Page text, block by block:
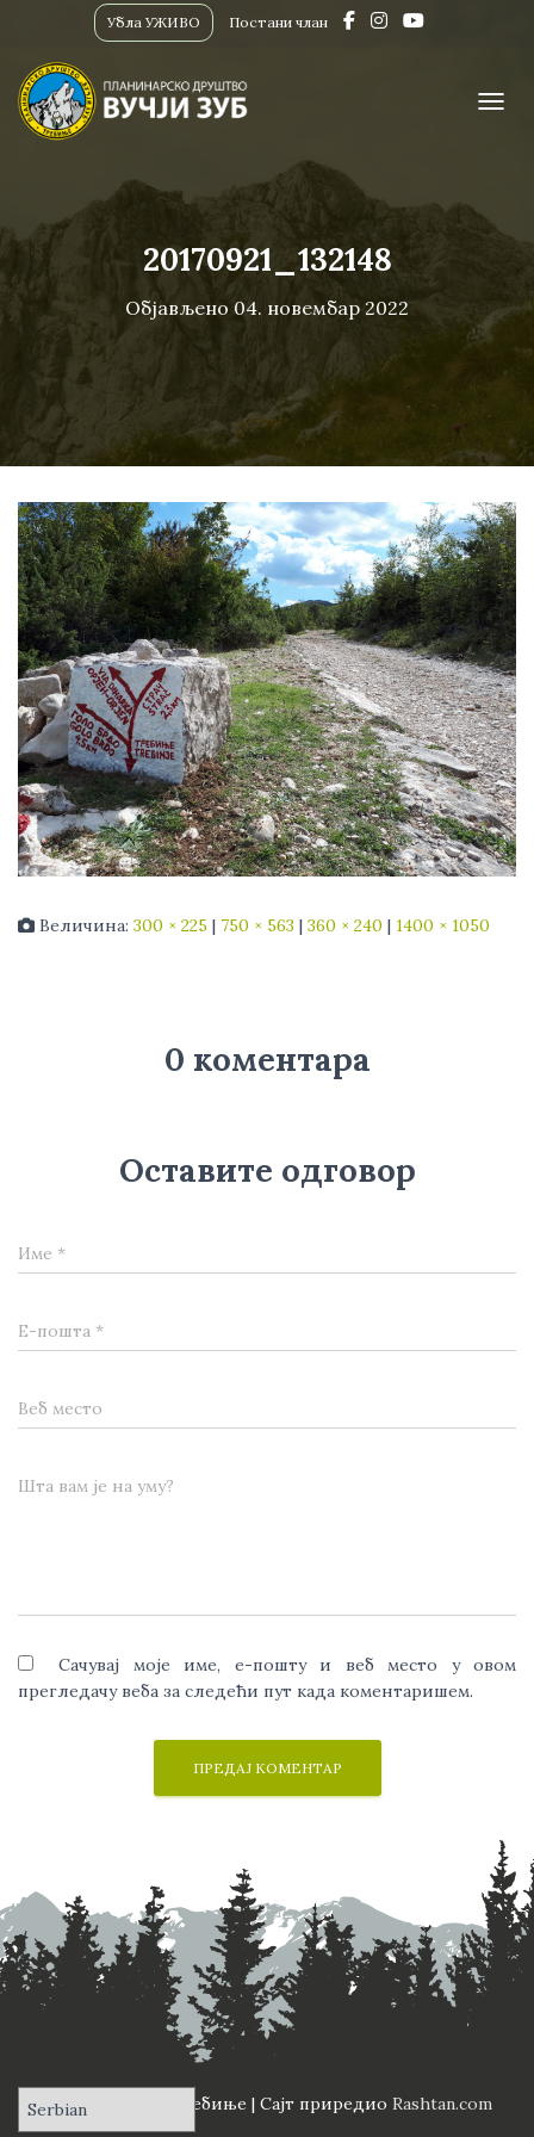
Убла УЖИВО Постани члан
20170921_132148
Објављено 04. новембар 2022
Величина: 300 × 225 | 750 × 563 | 360 × 240 | 1400 × 1050
0 коментара
Оставите одговор
Име *
Е-пошта *
Веб место
Шта вам је на уму?
Сачувај моје име, е-пошту и веб место у овом
прегледачу веба за следећи пут када коментаришем.
ПД "Вучји Зуб" Требиње | Сајт приредио Rashtan.com